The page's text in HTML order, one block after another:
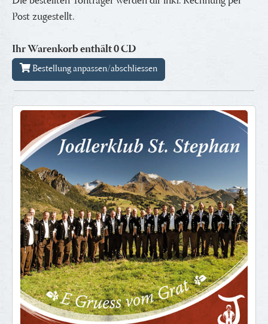
Post zugestellt.
Ihr Warenkorb enthält0CD
Bestellung anpassen/abschliessen